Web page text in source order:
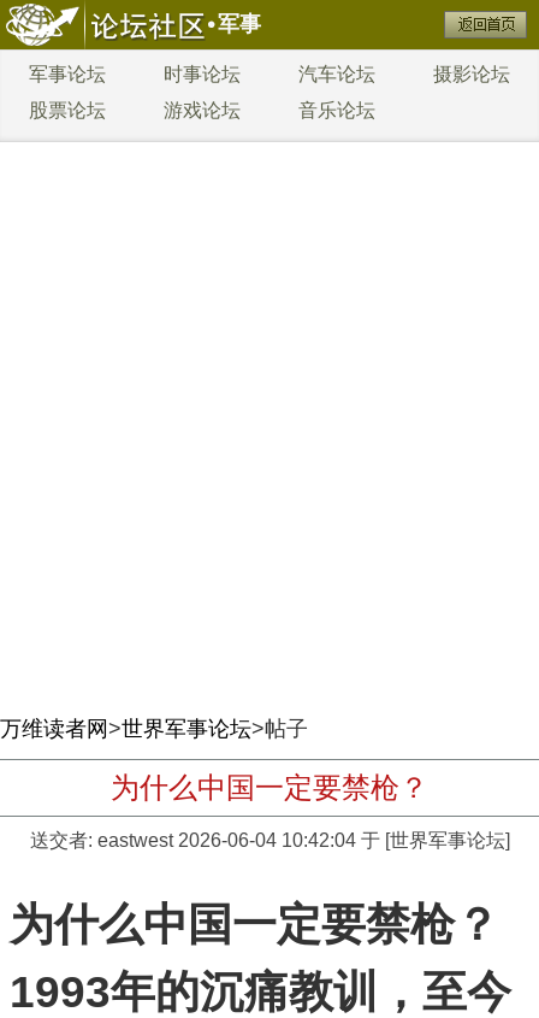
军事
军事论坛 时事论坛 汽车论坛
摄影论坛
股票论坛
游戏论坛 音乐论坛
万维读者网 >世界军事论坛>帖子
为什么中国一定要禁枪？
送交者: eastwest2026-06-04 10:42:04 于 [世界军事论坛]
为什么中国一定要禁枪？
1993年的沉痛教训，至今